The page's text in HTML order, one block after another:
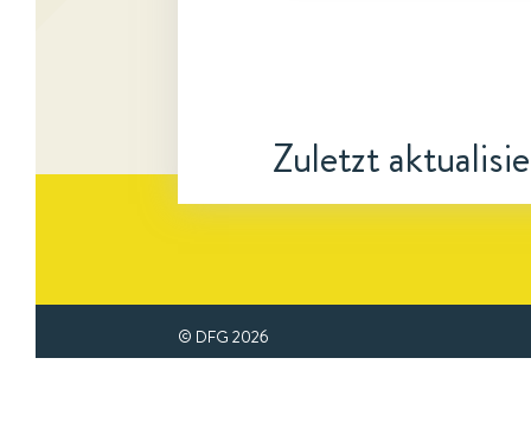
Zuletzt
© DFG 2026